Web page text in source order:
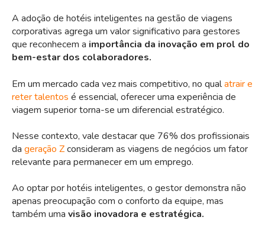
A adoção de hotéis inteligentes na gestão de viagens
corporativas agrega um valor significativo para gestores
que reconhecem a importância da inovação em prol do
bem-estar dos colaboradores.
Em um mercado cada vez mais competitivo, no qualatrair e
reter talentos é essencial, oferecer uma experiência de
viagem superior torna-se um diferencial estratégico.
Nesse contexto, vale destacar que 76% dos profissionais
da geração Zconsideram as viagens de negócios um fator
relevante para permanecer em um emprego.
Ao optar por hotéis inteligentes, o gestor demonstra não
apenas preocupação com o conforto da equipe, mas
também uma visão inovadora e estratégica.